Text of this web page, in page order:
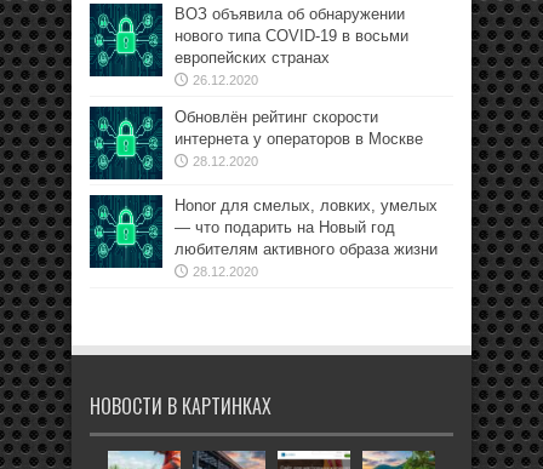
ВОЗ объявила об обнаружении
нового типа COVID-19 в восьми
европейских странах
26.12.2020
Обновлён рейтинг скорости
интернета у операторов в Москве
28.12.2020
Honor для смелых, ловких, умелых
— что подарить на Новый год
любителям активного образа жизни
28.12.2020
НОВОСТИ В КАРТИНКАХ